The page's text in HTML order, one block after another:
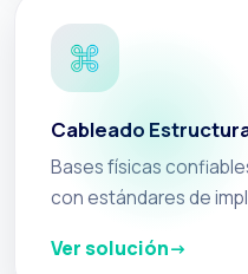
Cableado
Bases físicas
con estándares de
Ver solución